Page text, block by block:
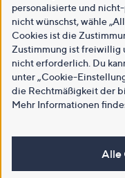
personalisierte und
nicht wünschst, wähle
Cookies ist die
Zustimmung ist freiwillig
nicht erforderlich. Du
unter „Cookie-
die Rechtmäßigkeit der
Mehr Informationen
Alle